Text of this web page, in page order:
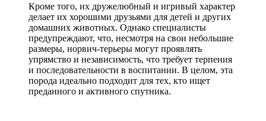
Кроме того, их дружелюбный и игривый характер
делает их хорошими друзьями для детей и других
домашних животных. Однако специалисты
предупреждают, что, несмотря на свои небольшие
размеры, норвич-терьеры могут проявлять
упрямство и независимость, что требует терпения
и последовательности в воспитании. В целом, эта
порода идеально подходит для тех, кто ищет
преданного и активного спутника.